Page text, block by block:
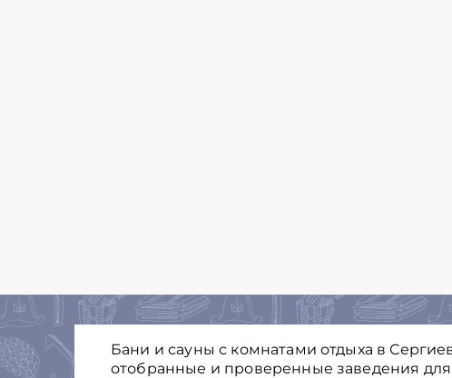
Бани и сауны с комнатами отдыха в
отобранные и проверенные заведения для